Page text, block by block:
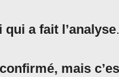
qui a fait l’analyse
mais